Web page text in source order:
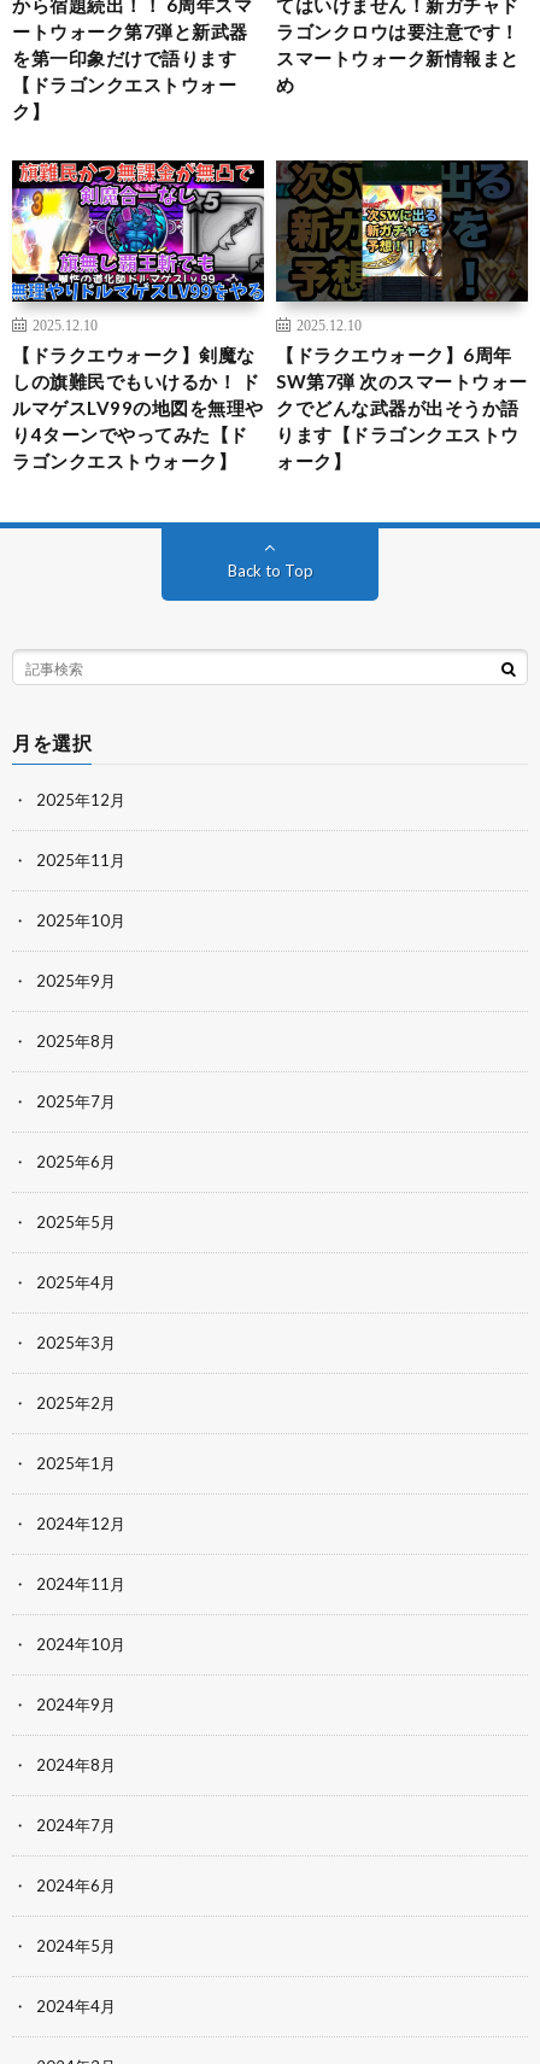
ートウォーク第7弾と新武器
を第一印象だけで語ります
【ドラゴンクエストウォー
ク】
ラゴンクロウは要注意です！
スマートウォーク新情報まと
め
2025.12.10
【ドラクエウォーク】剣魔な
しの旗難民でもいけるか！ ド
ルマゲスLV99の地図を無理や
り4ターンでやってみた【ド
ラゴンクエストウォーク】
2025.12.10
【ドラクエウォーク】6周年
SW第7弾 次のスマートウォー
クでどんな武器が出そうか語
ります【ドラゴンクエストウ
ォーク】
Back to Top
月を選択
2025年12月
2025年11月
2025年10月
2025年9月
2025年8月
2025年7月
2025年6月
2025年5月
2025年4月
2025年3月
2025年2月
2025年1月
2024年12月
2024年11月
2024年10月
2024年9月
2024年8月
2024年7月
2024年6月
2024年5月
2024年4月